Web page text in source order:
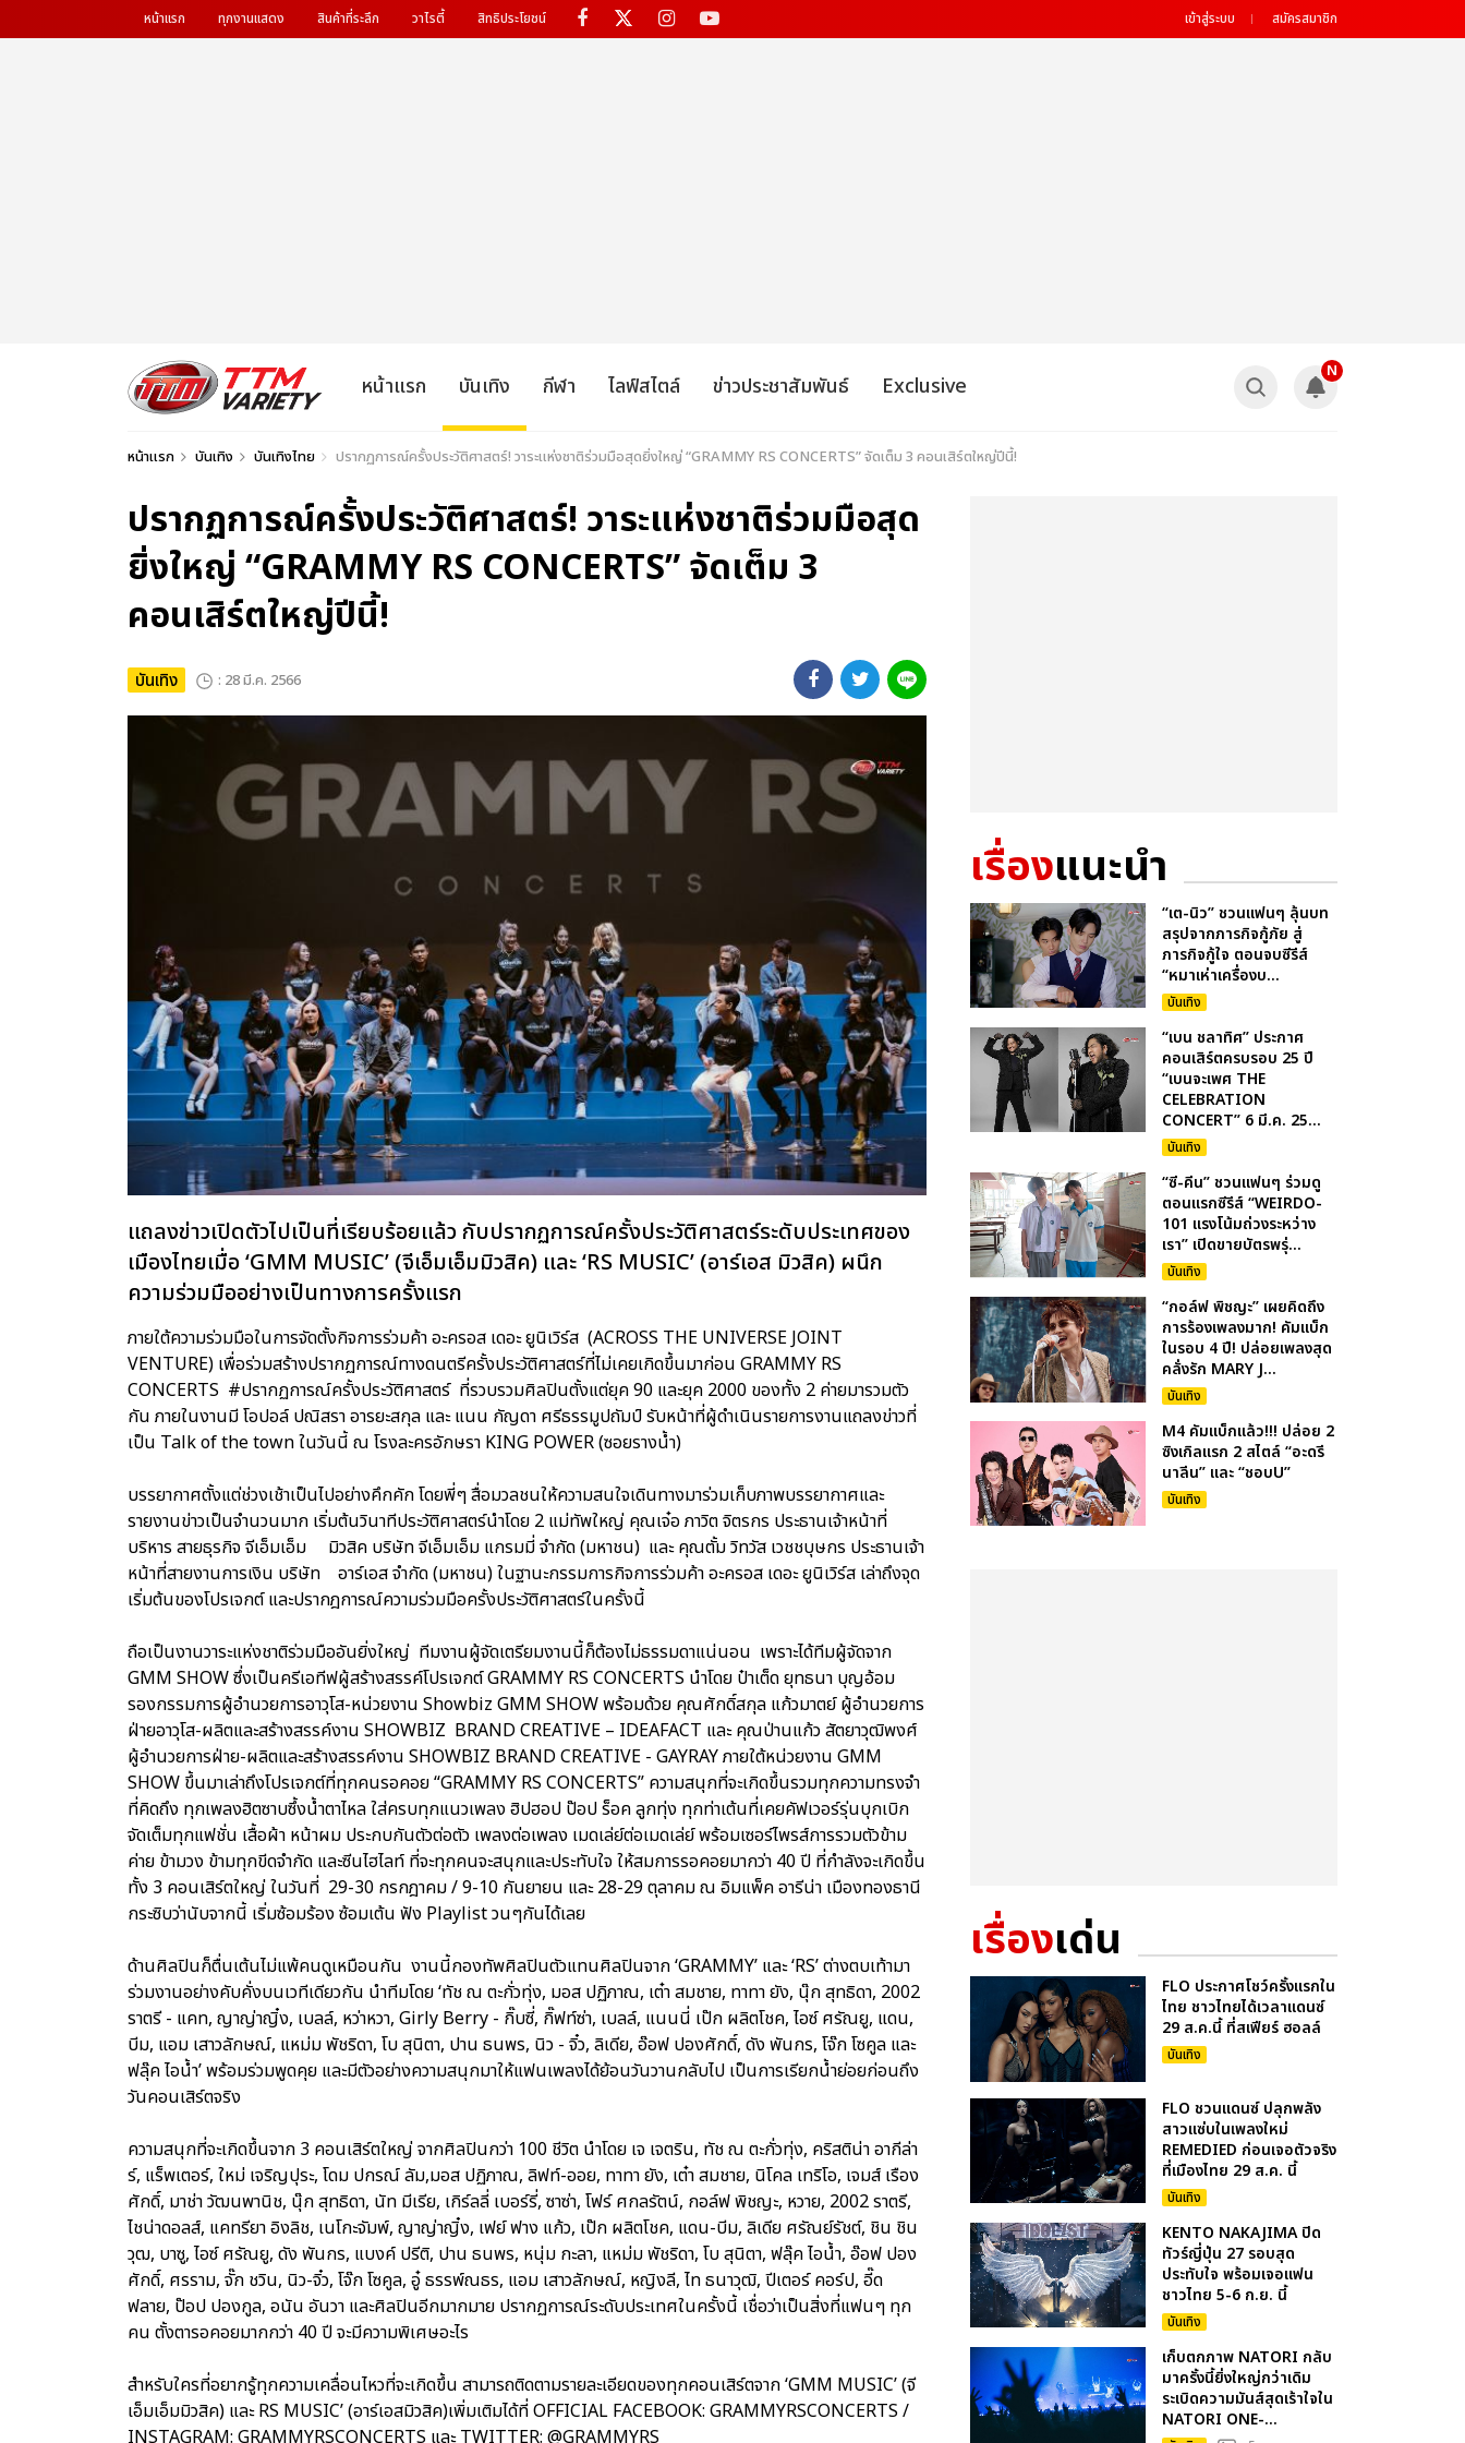
หน้าแรก ทุกงานแสดง สินค้าที่ระลึก วาไรตี้ สิทธิประโยชน์ เข้าสู่ระบบ สมัครสมาชิก
หน้าแรก บันเทิง กีฬา ไลฟ์สไตล์ ข่าวประชาสัมพันธ์ Exclusive
N
หน้าแรก บันเทิง บันเทิงไทย ปรากฏการณ์ครั้งประวัติศาสตร์! วาระแห่งชาติร่วมมือสุดยิ่งใหญ่ “GRAMMY RS CONCERTS” จัดเต็ม 3 คอนเสิร์ตใหญ่ปีนี้!
ปรากฏการณ์ครั้งประวัติศาสตร์! วาระแห่งชาติร่วมมือสุด
ยิ่งใหญ่ “GRAMMY RS CONCERTS” จัดเต็ม 3
คอนเสิร์ตใหญ่ปีนี้!
บันเทิง : 28 มี.ค. 2566
แถลงข่าวเปิดตัวไปเป็นที่เรียบร้อยแล้ว กับปรากฏการณ์ครั้งประวัติศาสตร์ระดับประเทศของ
เมืองไทยเมื่อ ‘GMM MUSIC’ (จีเอ็มเอ็มมิวสิค) และ ‘RS MUSIC’ (อาร์เอส มิวสิค) ผนึก
ความร่วมมืออย่างเป็นทางการครั้งแรก
ภายใต้ความร่วมมือในการจัดตั้งกิจการร่วมค้า อะครอส เดอะ ยูนิเวิร์ส (ACROSS THE UNIVERSE JOINT
VENTURE) เพื่อร่วมสร้างปรากฏการณ์ทางดนตรีครั้งประวัติศาสตร์ที่ไม่เคยเกิดขึ้นมาก่อน GRAMMY RS
CONCERTS #ปรากฏการณ์ครั้งประวัติศาสตร์ ที่รวบรวมศิลปินตั้งแต่ยุค 90 และยุค 2000 ของทั้ง 2 ค่ายมารวมตัว
กัน ภายในงานมี โอปอล์ ปณิสรา อารยะสกุล และ แนน กัญดา ศรีธรรมูปถัมป์ รับหน้าที่ผู้ดำเนินรายการงานแถลงข่าวที่
เป็น Talk of the town ในวันนี้ ณ โรงละครอักษรา KING POWER (ซอยรางน้ำ)
บรรยากาศตั้งแต่ช่วงเช้าเป็นไปอย่างคึกคัก โดยพี่ๆ สื่อมวลชนให้ความสนใจเดินทางมาร่วมเก็บภาพบรรยากาศและ
รายงานข่าวเป็นจำนวนมาก เริ่มต้นวินาทีประวัติศาสตร์นำโดย 2 แม่ทัพใหญ่ คุณเจ๋อ ภาวิต จิตรกร ประธานเจ้าหน้าที่
บริหาร สายธุรกิจ จีเอ็มเอ็ม มิวสิค บริษัท จีเอ็มเอ็ม แกรมมี่ จำกัด (มหาชน) และ คุณตั้ม วิทวัส เวชชบุษกร ประธานเจ้า
หน้าที่สายงานการเงิน บริษัท อาร์เอส จำกัด (มหาชน) ในฐานะกรรมการกิจการร่วมค้า อะครอส เดอะ ยูนิเวิร์ส เล่าถึงจุด
เริ่มต้นของโปรเจกต์ และปรากฎการณ์ความร่วมมือครั้งประวัติศาสตร์ในครั้งนี้
ถือเป็นงานวาระแห่งชาติร่วมมืออันยิ่งใหญ่ ทีมงานผู้จัดเตรียมงานนี้ก็ต้องไม่ธรรมดาแน่นอน เพราะได้ทีมผู้จัดจาก
GMM SHOW ซึ่งเป็นครีเอทีฟผู้สร้างสรรค์โปรเจกต์ GRAMMY RS CONCERTS นำโดย ป๋าเต็ด ยุทธนา บุญอ้อม
รองกรรมการผู้อำนวยการอาวุโส-หน่วยงาน Showbiz GMM SHOW พร้อมด้วย คุณศักดิ์สกุล แก้วมาตย์ ผู้อำนวยการ
ฝ่ายอาวุโส-ผลิตและสร้างสรรค์งาน SHOWBIZ BRAND CREATIVE – IDEAFACT และ คุณป่านแก้ว สัตยาวุฒิพงศ์
ผู้อำนวยการฝ่าย-ผลิตและสร้างสรรค์งาน SHOWBIZ BRAND CREATIVE - GAYRAY ภายใต้หน่วยงาน GMM
SHOW ขึ้นมาเล่าถึงโปรเจกต์ที่ทุกคนรอคอย “GRAMMY RS CONCERTS” ความสนุกที่จะเกิดขึ้นรวมทุกความทรงจำ
ที่คิดถึง ทุกเพลงฮิตซาบซึ้งน้ำตาไหล ใส่ครบทุกแนวเพลง ฮิปฮอป ป๊อป ร็อค ลูกทุ่ง ทุกท่าเต้นที่เคยคัฟเวอร์รุ่นบุกเบิก
จัดเต็มทุกแฟชั่น เสื้อผ้า หน้าผม ประกบกันตัวต่อตัว เพลงต่อเพลง เมดเล่ย์ต่อเมดเล่ย์ พร้อมเซอร์ไพรส์การรวมตัวข้าม
ค่าย ข้ามวง ข้ามทุกขีดจำกัด และซีนไฮไลท์ ที่จะทุกคนจะสนุกและประทับใจ ให้สมการรอคอยมากว่า 40 ปี ที่กำลังจะเกิดขึ้น
ทั้ง 3 คอนเสิร์ตใหญ่ ในวันที่ 29-30 กรกฎาคม / 9-10 กันยายน และ 28-29 ตุลาคม ณ อิมแพ็ค อารีน่า เมืองทองธานี
กระซิบว่านับจากนี้ เริ่มซ้อมร้อง ซ้อมเต้น ฟัง Playlist วนๆกันได้เลย
ด้านศิลปินก็ตื่นเต้นไม่แพ้คนดูเหมือนกัน งานนี้กองทัพศิลปินตัวแทนศิลปินจาก ‘GRAMMY’ และ ‘RS’ ต่างตบเท้ามา
ร่วมงานอย่างคับคั่งบนเวทีเดียวกัน นำทีมโดย ‘ทัช ณ ตะกั่วทุ่ง, มอส ปฏิภาณ, เต๋า สมชาย, ทาทา ยัง, นุ๊ก สุทธิดา, 2002
ราตรี - แคท, ญาญ่าญิ๋ง, เบลล์, หว่าหวา, Girly Berry - กิ๊บซี่, กิ๊ฟท์ซ่า, เบลล์, แนนนี่ เป๊ก ผลิตโชค, ไอซ์ ศรัณยู, แดน,
บีม, แอม เสาวลักษณ์, แหม่ม พัชริดา, โบ สุนิตา, ปาน ธนพร, นิว - จิ๋ว, ลิเดีย, อ๊อฟ ปองศักดิ์, ดัง พันกร, โจ๊ก โซคูล และ
ฟลุ๊ค ไอน้ำ’ พร้อมร่วมพูดคุย และมีตัวอย่างความสนุกมาให้แฟนเพลงได้ย้อนวันวานกลับไป เป็นการเรียกน้ำย่อยก่อนถึง
วันคอนเสิร์ตจริง
ความสนุกที่จะเกิดขึ้นจาก 3 คอนเสิร์ตใหญ่ จากศิลปินกว่า 100 ชีวิต นำโดย เจ เจตริน, ทัช ณ ตะกั่วทุ่ง, คริสติน่า อากีล่า
ร์, แร็พเตอร์, ใหม่ เจริญปุระ, โดม ปกรณ์ ลัม,มอส ปฏิภาณ, ลิฟท์-ออย, ทาทา ยัง, เต๋า สมชาย, นิโคล เทริโอ, เจมส์ เรือง
ศักดิ์, มาช่า วัฒนพานิช, นุ๊ก สุทธิดา, นัท มีเรีย, เกิร์ลลี่ เบอร์รี่, ซาซ่า, โฟร์ ศกลรัตน์, กอล์ฟ พิชญะ, หวาย, 2002 ราตรี,
ไชน่าดอลส์, แคทรียา อิงลิช, เนโกะจัมพ์, ญาญ่าญิ๋ง, เฟย์ ฟาง แก้ว, เป๊ก ผลิตโชค, แดน-บีม, ลิเดีย ศรัณย์รัชต์, ชิน ชิน
วุฒ, บาซู, ไอซ์ ศรัณยู, ดัง พันกร, แบงค์ ปรีติ, ปาน ธนพร, หนุ่ม กะลา, แหม่ม พัชริดา, โบ สุนิตา, ฟลุ๊ค ไอน้ำ, อ๊อฟ ปอง
ศักดิ์, ศรราม, จั๊ก ชวิน, นิว-จิ๋ว, โจ๊ก โซคูล, อู๋ ธรรพ์ณธร, แอม เสาวลักษณ์, หญิงลี, ไท ธนาวุฒิ, ปีเตอร์ คอร์ป, อี๊ด
ฟลาย, ป๊อป ปองกูล, อนัน อันวา และศิลปินอีกมากมาย ปรากฏการณ์ระดับประเทศในครั้งนี้ เชื่อว่าเป็นสิ่งที่แฟนๆ ทุก
คน ตั้งตารอคอยมากกว่า 40 ปี จะมีความพิเศษอะไร
สำหรับใครที่อยากรู้ทุกความเคลื่อนไหวที่จะเกิดขึ้น สามารถติดตามรายละเอียดของทุกคอนเสิร์ตจาก ‘GMM MUSIC’ (จี
เอ็มเอ็มมิวสิค) และ RS MUSIC’ (อาร์เอสมิวสิค)เพิ่มเติมได้ที่ OFFICIAL FACEBOOK: GRAMMYRSCONCERTS /
INSTAGRAM: GRAMMYRSCONCERTS และ TWITTER: @GRAMMYRS
เรื่องแนะนำ
“เต-นิว” ชวนแฟนๆ ลุ้นบท
สรุปจากภารกิจกู้ภัย สู่
ภารกิจกู้ใจ ตอนจบซีรีส์
“หมาเห่าเครื่องบ...
บันเทิง
“เบน ชลาทิศ” ประกาศ
คอนเสิร์ตครบรอบ 25 ปี
“เบนจะเพศ THE
CELEBRATION
CONCERT” 6 มี.ค. 25...
บันเทิง
“ซี-คีน” ชวนแฟนๆ ร่วมดู
ตอนแรกซีรีส์ “WEIRDO-
101 แรงโน้มถ่วงระหว่าง
เรา” เปิดขายบัตรพรุ่...
บันเทิง
“กอล์ฟ พิชญะ” เผยคิดถึง
การร้องเพลงมาก! คัมแบ็ก
ในรอบ 4 ปี! ปล่อยเพลงสุด
คลั่งรัก MARY J...
บันเทิง
M4 คัมแบ็กแล้ว!!! ปล่อย 2
ซิงเกิลแรก 2 สไตล์ “อะดรี
นาลีน” และ “ชอบU”
บันเทิง
เรื่องเด่น
FLO ประกาศโชว์ครั้งแรกใน
ไทย ชาวไทยได้เวลาแดนซ์
29 ส.ค.นี้ ที่สเฟียร์ ฮอลล์
บันเทิง
FLO ชวนแดนซ์ ปลุกพลัง
สาวแซ่บในเพลงใหม่
REMEDIED ก่อนเจอตัวจริง
ที่เมืองไทย 29 ส.ค. นี้
บันเทิง
KENTO NAKAJIMA ปิด
ทัวร์ญี่ปุ่น 27 รอบสุด
ประทับใจ พร้อมเจอแฟน
ชาวไทย 5-6 ก.ย. นี้
บันเทิง
เก็บตกภาพ NATORI กลับ
มาครั้งนี้ยิ่งใหญ่กว่าเดิม
ระเบิดความมันส์สุดเร้าใจใน
NATORI ONE-...